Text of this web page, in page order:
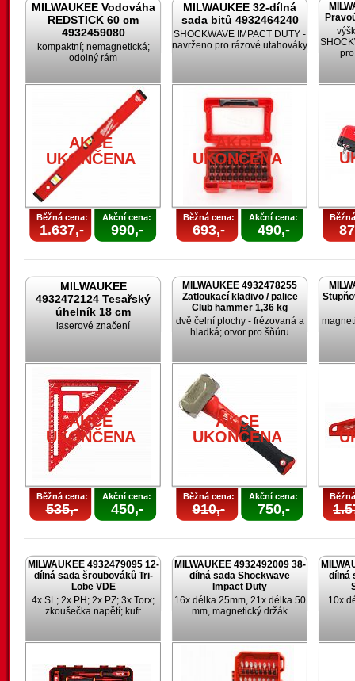
MILWAUKEE Vodováha
REDSTICK 60 cm
4932459080
kompaktní; nemagnetická;
odolný rám
AKCE
UKONČENA
Běžná cena:
1.637,-
Akční cena:
990,-
MILWAUKEE 32-dílná
sada bitů 4932464240
SHOCKWAVE IMPACT DUTY -
navrženo pro rázové utahováky
AKCE
UKONČENA
Běžná cena:
693,-
Akční cena:
490,-
MILWAUKEE
4932472124 Tesařský
úhelník 18 cm
laserové značení
AKCE
UKONČENA
Běžná cena:
535,-
Akční cena:
450,-
MILWAUKEE 4932478255
Zatloukací kladivo / palice
Club hammer 1,36 kg
dvě čelní plochy - frézovaná a
hladká; otvor pro šňůru
AKCE
UKONČENA
Běžná cena:
910,-
Akční cena:
750,-
MILWAUKEE 4932479095 12-
dílná sada šroubováků Tri-
Lobe VDE
4x SL; 2x PH; 2x PZ; 3x Torx;
zkoušečka napětí; kufr
MILWAUKEE 4932492009 38-
dílná sada Shockwave
Impact Duty
16x délka 25mm, 21x délka 50
mm, magnetický držák
dílná
10x